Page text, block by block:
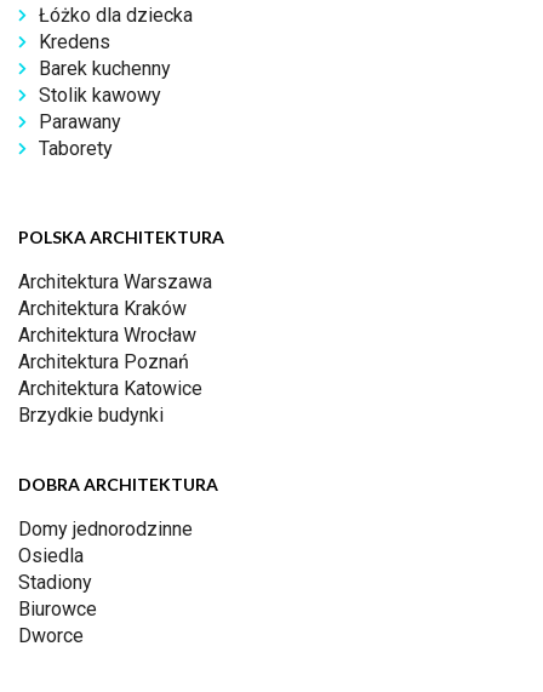
Łóżko dla dziecka
Kredens
Barek kuchenny
Stolik kawowy
Parawany
Taborety
POLSKA ARCHITEKTURA
Architektura Warszawa
Architektura Kraków
Architektura Wrocław
Architektura Poznań
Architektura Katowice
Brzydkie budynki
DOBRA ARCHITEKTURA
Domy jednorodzinne
Osiedla
Stadiony
Biurowce
Dworce